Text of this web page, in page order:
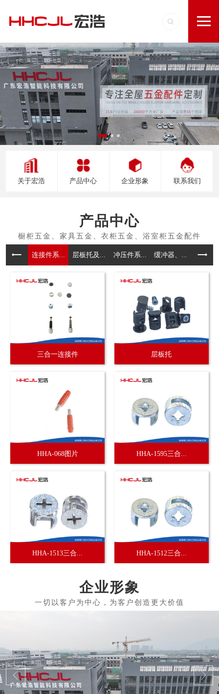
关于宏浩 产品中心 企业形象 联系我们
产品中心
连接件系... 层板托及... 冲压件系... 缓冲器、... 拉手
三合一连接件 层板托
HHA-068图片 HHA-1595三合...
HHA-1513三合... HHA-1512三合...
企业形象